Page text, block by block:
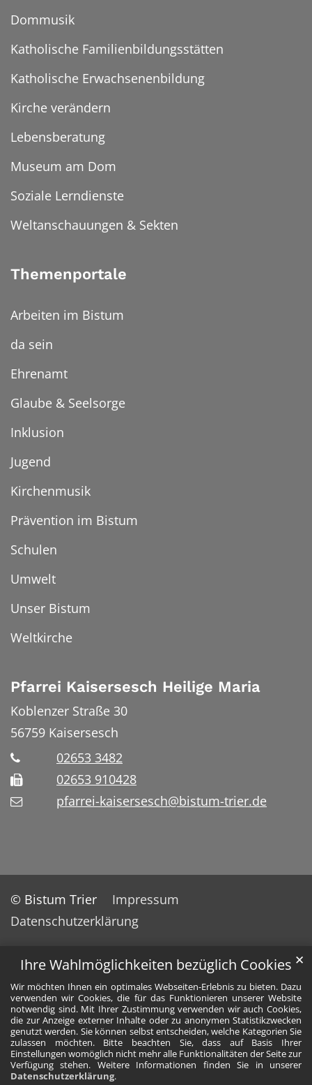
Ihre Wahlmöglichkeiten bezüglich Cookies
Wir möchten Ihnen ein optimales Webseiten-Erlebnis zu bieten. Dazu
verwenden wir Cookies, die für das Funktionieren unserer Website
notwendig sind. Mit Ihrer Zustimmung verwenden wir auch Cookies,
die zur Anzeige externer Inhalte oder zu anonymen Statistikzwecken
genutzt werden. Sie können selbst entscheiden, welche Kategorien Sie
zulassen möchten. Bitte beachten Sie, dass auf Basis Ihrer
Einstellungen womöglich nicht mehr alle Funktionalitäten der Seite zur
Verfügung stehen. Weitere Informationen finden Sie in unserer
Datenschutzerklärung.
✕
Dommusik
Katholische Familienbildungsstätten
Katholische Erwachsenenbildung
Kirche verändern
Lebensberatung
Museum am Dom
Soziale Lerndienste
Weltanschauungen & Sekten
Themenportale
Arbeiten im Bistum
da sein
Ehrenamt
Glaube & Seelsorge
Inklusion
Jugend
Kirchenmusik
Prävention im Bistum
Schulen
Umwelt
Unser Bistum
Weltkirche
Pfarrei Kaisersesch Heilige Maria
Koblenzer Straße 30
56759 Kaisersesch
02653 3482
02653 910428
pfarrei-kaisersesch@bistum-trier.de
© Bistum Trier
Impressum
Datenschutzerklärung